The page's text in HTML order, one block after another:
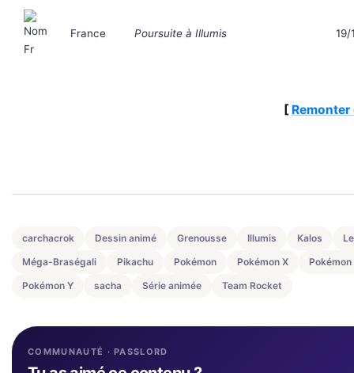
France Poursuite à Illumis 19/
[
carchacrok Dessin animé Grenousse Illumis Kalos
Méga-Braségali
Pikachu Pokémon Pokémon X
Pokémon
Pokémon Y
sacha Série animée Team Rocket
COMMUNAUTÉ · PASSLORD